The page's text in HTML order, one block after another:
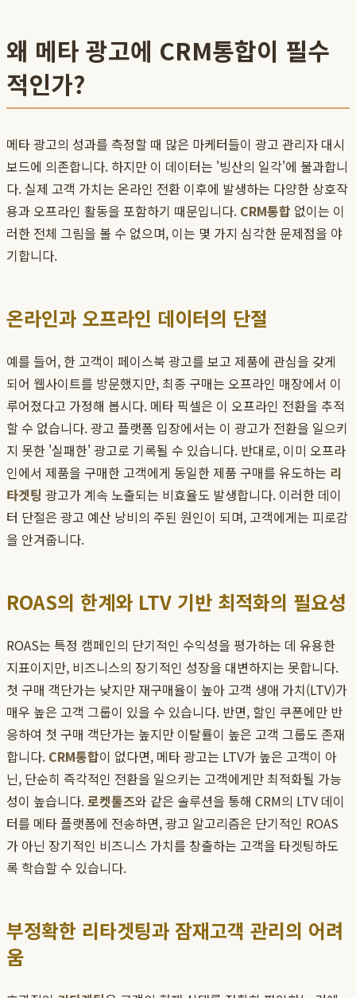
왜 메타 광고에 CRM통합이 필수
적인가?
메타 광고의 성과를 측정할 때 많은 마케터들이 광고 관리자 대시
보드에 의존합니다. 하지만 이 데이터는 '빙산의 일각'에 불과합니
다. 실제 고객 가치는 온라인 전환 이후에 발생하는 다양한 상호작
용과 오프라인 활동을 포함하기 때문입니다. CRM통합 없이는 이
러한 전체 그림을 볼 수 없으며, 이는 몇 가지 심각한 문제점을 야
기합니다.
온라인과 오프라인 데이터의 단절
예를 들어, 한 고객이 페이스북 광고를 보고 제품에 관심을 갖게
되어 웹사이트를 방문했지만, 최종 구매는 오프라인 매장에서 이
루어졌다고 가정해 봅시다. 메타 픽셀은 이 오프라인 전환을 추적
할 수 없습니다. 광고 플랫폼 입장에서는 이 광고가 전환을 일으키
지 못한 '실패한' 광고로 기록될 수 있습니다. 반대로, 이미 오프라
인에서 제품을 구매한 고객에게 동일한 제품 구매를 유도하는 리
타겟팅 광고가 계속 노출되는 비효율도 발생합니다. 이러한 데이
터 단절은 광고 예산 낭비의 주된 원인이 되며, 고객에게는 피로감
을 안겨줍니다.
ROAS의 한계와 LTV 기반 최적화의 필요성
ROAS는 특정 캠페인의 단기적인 수익성을 평가하는 데 유용한
지표이지만, 비즈니스의 장기적인 성장을 대변하지는 못합니다.
첫 구매 객단가는 낮지만 재구매율이 높아 고객 생애 가치(LTV)가
매우 높은 고객 그룹이 있을 수 있습니다. 반면, 할인 쿠폰에만 반
응하여 첫 구매 객단가는 높지만 이탈률이 높은 고객 그룹도 존재
합니다. CRM통합이 없다면, 메타 광고는 LTV가 높은 고객이 아
닌, 단순히 즉각적인 전환을 일으키는 고객에게만 최적화될 가능
성이 높습니다.로켓툴즈와 같은 솔루션을 통해 CRM의 LTV 데이
터를 메타 플랫폼에 전송하면, 광고 알고리즘은 단기적인 ROAS
가 아닌 장기적인 비즈니스 가치를 창출하는 고객을 타겟팅하도
록 학습할 수 있습니다.
부정확한 리타겟팅과 잠재고객 관리의 어려
움